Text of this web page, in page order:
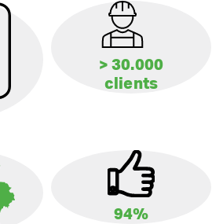
> 30.000
clients
94%